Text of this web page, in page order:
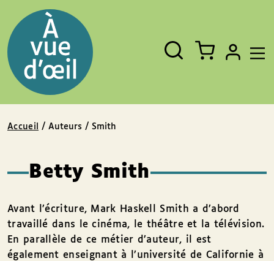
Fermer
Rechercher
un
livre,
un
auteur,
un
EAN
Accueil / Auteurs / Smith
Betty Smith
Avant l’écriture, Mark Haskell Smith a d’abord
travaillé dans le cinéma, le théâtre et la télévision.
En parallèle de ce métier d’auteur, il est
également enseignant à l’université de Californie à